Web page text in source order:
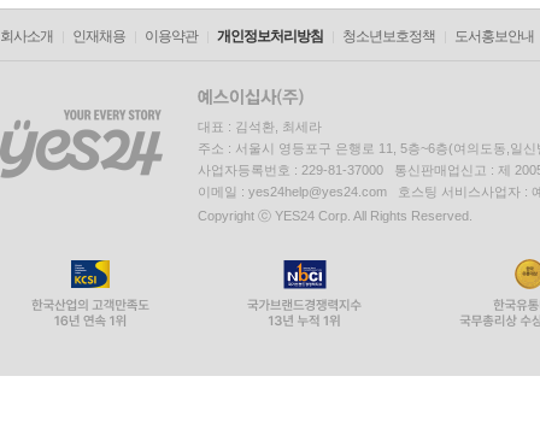
회사소개 인재채용 이용약관 개인정보처리방침 청소년보호정책 도서홍보안내
대표 : 김석환, 최세라
주소 : 서울시 영등포구 은행로 11, 5층~6층(여의도동,일신
사업자등록번호 : 229-81-37000 통신판매업신고 : 제
이메일 : yes24help@yes24.com 호스팅 서비스사업자 :
Copyright ⓒ YES24 Corp. All Rights Reserved.